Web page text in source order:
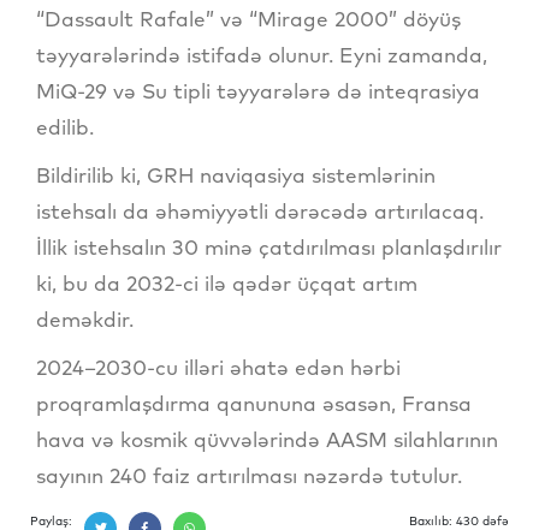
“Dassault Rafale” və “Mirage 2000” döyüş
təyyarələrində istifadə olunur. Eyni zamanda,
MiQ-29 və Su tipli təyyarələrə də inteqrasiya
edilib.
Bildirilib ki, GRH naviqasiya sistemlərinin
istehsalı da əhəmiyyətli dərəcədə artırılacaq.
İllik istehsalın 30 minə çatdırılması planlaşdırılır
ki, bu da 2032-ci ilə qədər üçqat artım
deməkdir.
2024–2030-cu illəri əhatə edən hərbi
proqramlaşdırma qanununa əsasən, Fransa
hava və kosmik qüvvələrində AASM silahlarının
sayının 240 faiz artırılması nəzərdə tutulur.
Paylaş: Baxılıb: 430 dəfə